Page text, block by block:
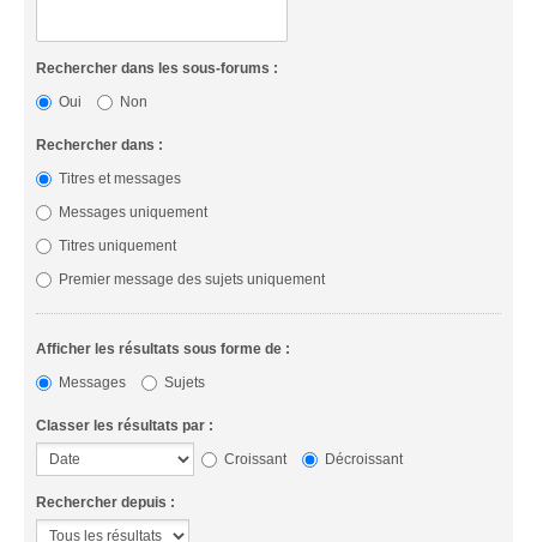
Rechercher dans les sous-forums :
Oui
Non
Rechercher dans :
Titres et messages
Messages uniquement
Titres uniquement
Premier message des sujets uniquement
Afficher les résultats sous forme de :
Messages
Sujets
Classer les résultats par :
Croissant
Décroissant
Rechercher depuis :